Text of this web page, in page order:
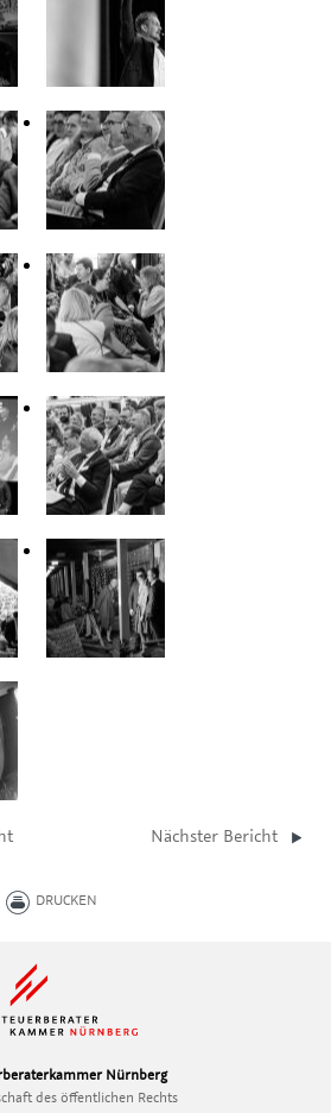
Nächster Bericht
DRUCKEN
Nürnberg
des öffentlichen Rechts